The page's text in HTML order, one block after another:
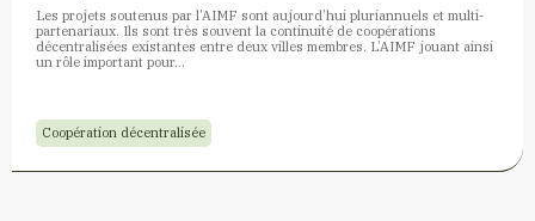
Les projets soutenus par l’AIMF sont aujourd’hui pluriannuels et multi-
partenariaux. Ils sont très souvent la continuité de coopérations
décentralisées existantes entre deux villes membres. L’AIMF jouant ainsi
un rôle important pour…
Coopération décentralisée